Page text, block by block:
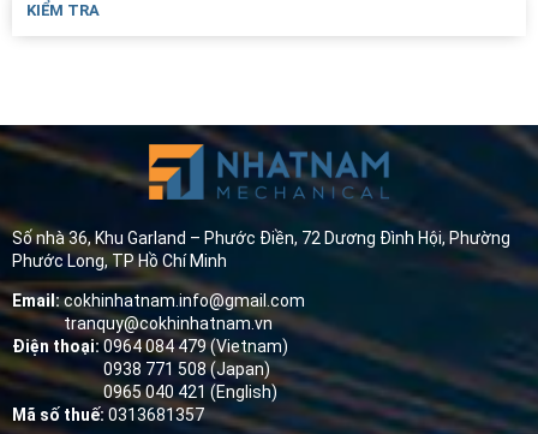
KIỂM TRA
Số nhà 36, Khu Garland – Phước Điền, 72 Dương Đình Hội, Phường
Phước Long, TP Hồ Chí Minh
Email:cokhinhatnam.info@gmail.com
tranquy@cokhinhatnam.vn
Điện thoại:0964 084 479 (Vietnam)
0938 771 508 (Japan)
0965 040 421 (English)
Mã số thuế: 0313681357